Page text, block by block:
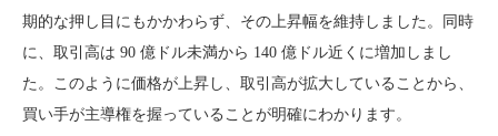
期的な押し目にもかかわらず、その上昇幅を維持しました。同時
に、取引高は 90 億ドル未満から 140 億ドル近くに増加しまし
た。このように価格が上昇し、取引高が拡大していることから、
買い手が主導権を握っていることが明確にわかります。